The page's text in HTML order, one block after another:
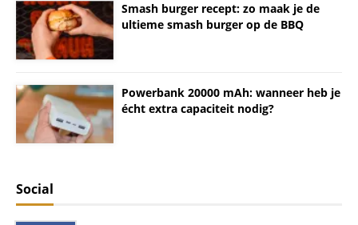
Smash burger recept: zo maak je de
ultieme smash burger op de BBQ
Powerbank 20000 mAh: wanneer heb je
écht extra capaciteit nodig?
Social